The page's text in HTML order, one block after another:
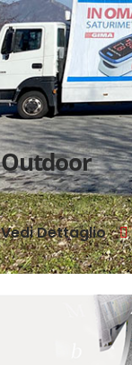
Vedi Dettaglio
Outdoor